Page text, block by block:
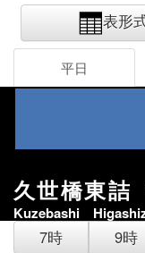
表形
平日
久世橋東詰
Kuzebashi
7時 9時